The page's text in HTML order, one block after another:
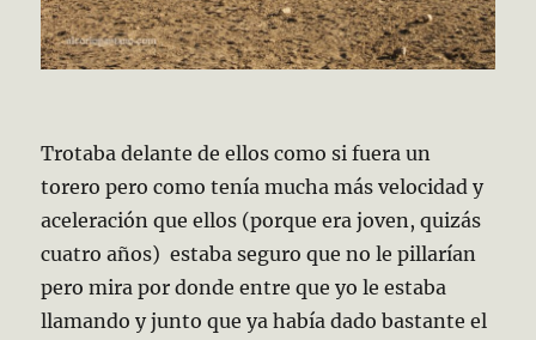
Trotaba delante de ellos como si fuera un
torero pero como tenía mucha más velocidad y
aceleración que ellos (porque era joven, quizás
cuatro años) estaba seguro que no le pillarían
pero mira por donde entre que yo le estaba
llamando y junto que ya había dado bastante el